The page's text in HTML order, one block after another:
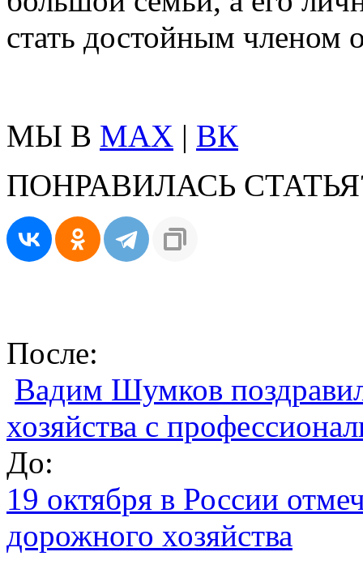
стать достойным членом
МЫ В MAX | ВК
ПОНРАВИЛАСЬ
После:
Вадим Шумков
хозяйства с
До:
19 октября в России
дорожного хозяйства